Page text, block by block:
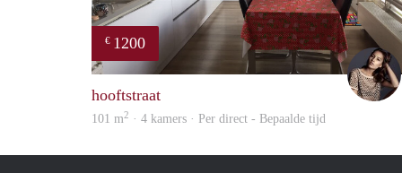
€ 1200
hooftstraat
101 m2 · 4 kamers · Per direct - Bepaalde tijd